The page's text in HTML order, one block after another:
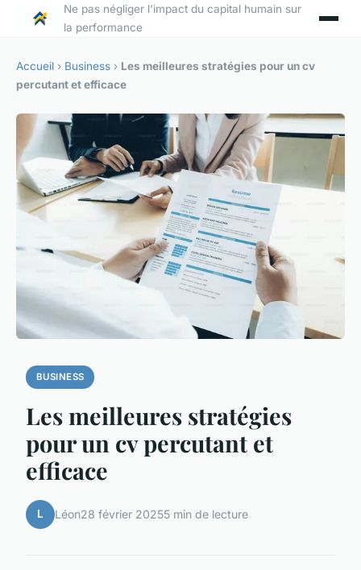
Ne pas négliger l'impact du capital humain sur
la performance
Accueil › Business › Les meilleures stratégies pour un cv
percutant et efficace
BUSINESS
Les meilleures stratégies
pour un cv percutant et
efficace
L Léon28 février 20255 min de lecture